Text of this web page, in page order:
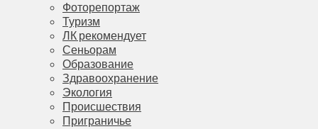
Фоторепортаж
Туризм
ЛК рекомендует
Сеньорам
Образование
Здравоохранение
Экология
Происшествия
Приграничье